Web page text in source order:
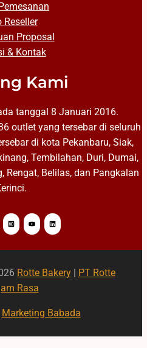
Reseller
Proposal
& Kontak
Kami
tanggal 8 Januari 2016.
outlet yang tersebar di seluruh
di kota Pekanbaru, Siak,
Tembilahan, Duri, Dumai,
Rengat, Belilas, dan Pangkalan
Rotte Bakery| PT Rotte
Rasa
Marketing Babada